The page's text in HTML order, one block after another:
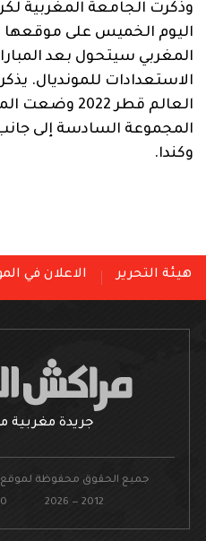
وذكرت الجامعة المغربية
اليوم الخميس على موقعها
المغربي سيتحول بعد
الاستعدادات للمونديال.
العالم قطر
المجموعة السادسة إلى
وكندا.
هيئة التحرير الاعلان في
جريدة مغربية
جميع الحقوق محفوظة لموقع
2026 — 2012